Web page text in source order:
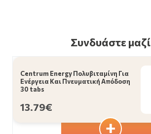
Συνδυάστε μαζί
Centrum Energy Πολυβιταμίνη Για
Ενέργεια Και Πνευματική Απόδοση
30 tabs
13.79€